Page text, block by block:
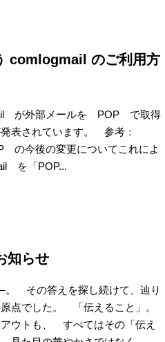
comlogmail のご利用方
が外部メールを POP で取得
表されています。 参考：
後の変更についてこれによ
を「POP...
知らせ
その答えを探し続けて、辿り
点でした。 「伝えること」。
ウトも、 すべてはその「伝え